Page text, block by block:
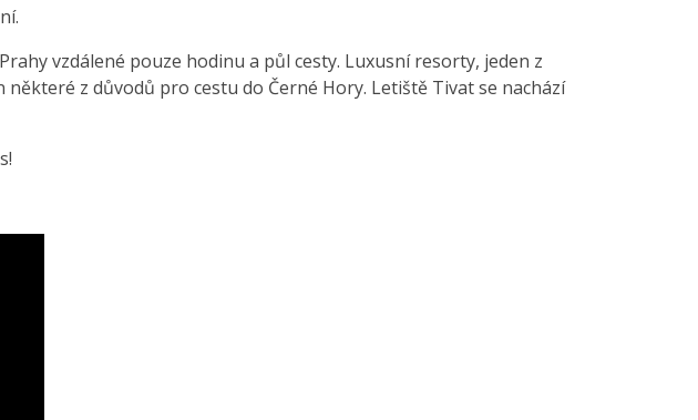
vzdálené pouze hodinu a půl cesty. Luxusní resorty, jeden z
z důvodů pro cestu do Černé Hory. Letiště Tivat se nachází